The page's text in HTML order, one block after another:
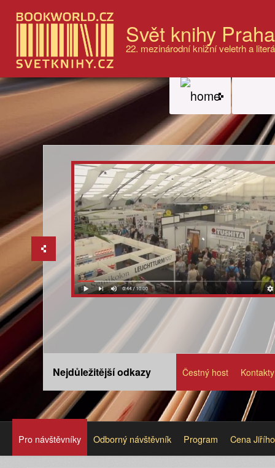
Svět knihy
22. mezinárodní knižní veletrh a
Nejdůležitější odkazy Čestný host Kontakty
Pro návštěvníky Odborný návštěvník Program Cena